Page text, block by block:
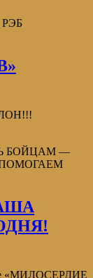
РЭБ
БОЙЦАМ —
«МИЛОСЕРДИЕ